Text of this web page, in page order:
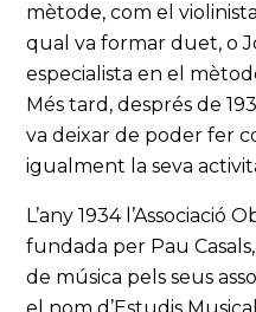
mètode, com el
qual va formar duet, o
especialista en el
Més tard, després de
va deixar de poder fer
igualment la seva
L’any 1934 l’Associació
fundada per Pau
de música pels seus